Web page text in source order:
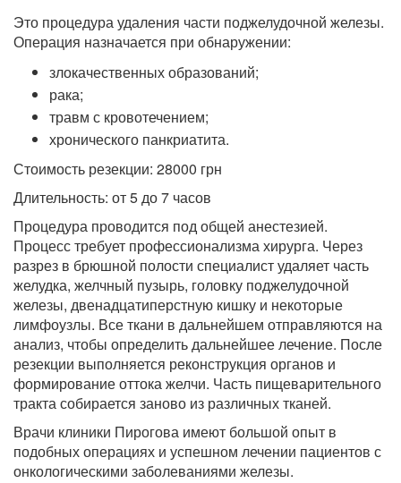
Это процедура удаления части поджелудочной железы.
Операция назначается при обнаружении:
злокачественных образований;
рака;
травм с кровотечением;
хронического панкриатита.
Стоимость резекции: 28000 грн
Длительность: от 5 до 7 часов
Процедура проводится под общей анестезией.
Процесс требует профессионализма хирурга. Через
разрез в брюшной полости специалист удаляет часть
желудка, желчный пузырь, головку поджелудочной
железы, двенадцатиперстную кишку и некоторые
лимфоузлы. Все ткани в дальнейшем отправляются на
анализ, чтобы определить дальнейшее лечение. После
резекции выполняется реконструкция органов и
формирование оттока желчи. Часть пищеварительного
тракта собирается заново из различных тканей.
Врачи клиники Пирогова имеют большой опыт в
подобных операциях и успешном лечении пациентов с
онкологическими заболеваниями железы.